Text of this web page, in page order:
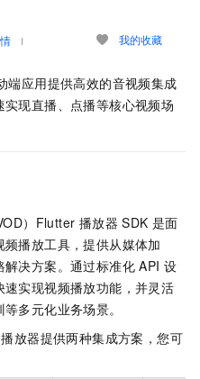
我的收藏
端应用提供高效的音视频集成
现直播、点播等核心视频场
）Flutter 播放器 SDK 是面
播放工具，提供从媒体加
决方案。通过标准化 API 设
实现视频播放功能，并灵活
多元化业务场景。
放器提供两种集成方案，您可